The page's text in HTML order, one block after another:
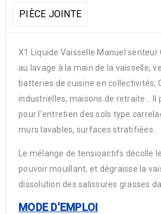
PIÈCE JOINTE
X1 Liquide Vaisselle Manuel senteur
au lavage à la main de la vaisselle,
batteries de cuisine en collectivités,
industrielles, maisons de retraite… Il
pour l’entretien des sols type
murs lavables, surfaces stratifiées.
Le mélange de tensioactifs décolle
pouvoir mouillant, et dégraisse la
dissolution des salissures grasses
MODE D’EMPLOI